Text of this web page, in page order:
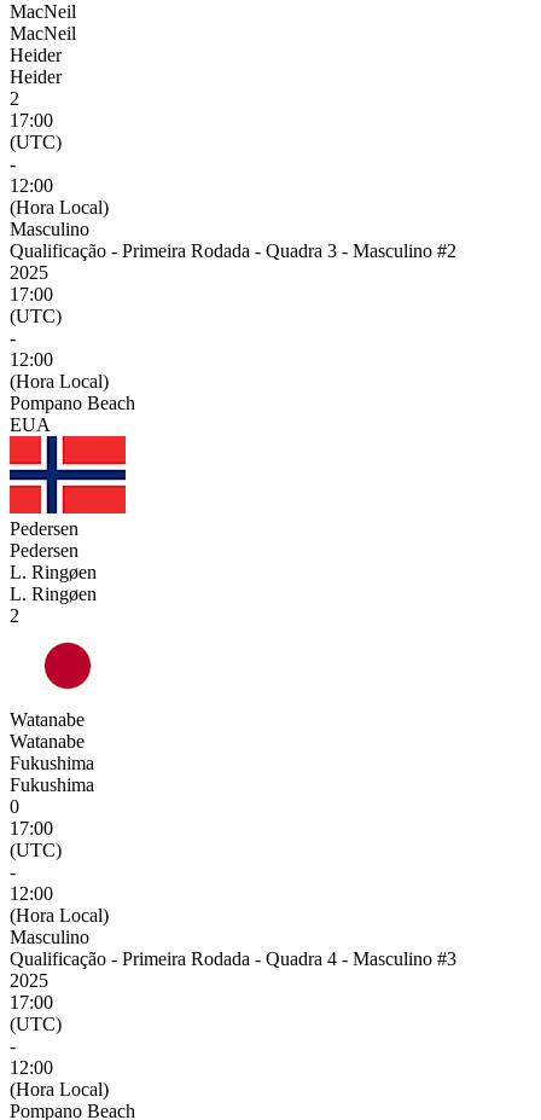
MacNeil
MacNeil
Heider
Heider
2
17:00
(UTC)
-
12:00
(Hora Local)
Masculino
Qualificação - Primeira Rodada - Quadra 3 - Masculino #2
2025
17:00
(UTC)
-
12:00
(Hora Local)
Pompano Beach
EUA
Pedersen
Pedersen
L. Ringøen
L. Ringøen
2
Watanabe
Watanabe
Fukushima
Fukushima
0
17:00
(UTC)
-
12:00
(Hora Local)
Masculino
Qualificação - Primeira Rodada - Quadra 4 - Masculino #3
2025
17:00
(UTC)
-
12:00
(Hora Local)
Pompano Beach